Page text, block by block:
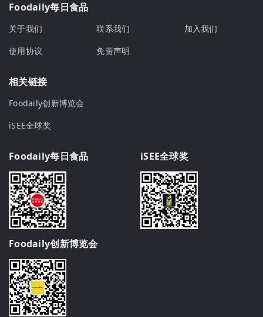
Foodaily每日食品
关于我们 联系我们
加入我们
使用协议
免责声明
相关链接
Foodaily创新博览会
iSEE全球奖
Foodaily每日食品 iSEE全球奖
Foodaily创新博览会